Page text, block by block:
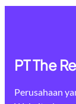
PT The
Perusahaan